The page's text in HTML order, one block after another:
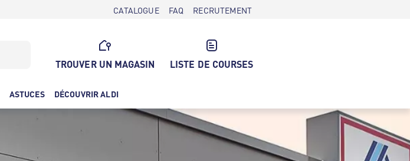
CATALOGUE FAQ RECRUTEMENT
TROUVER UN MAGASIN LISTE DE COURSES
ASTUCES DÉCOUVRIR ALDI